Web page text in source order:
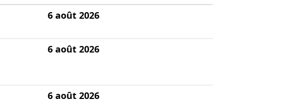
6 août 2026
6 août 2026
6 août 2026